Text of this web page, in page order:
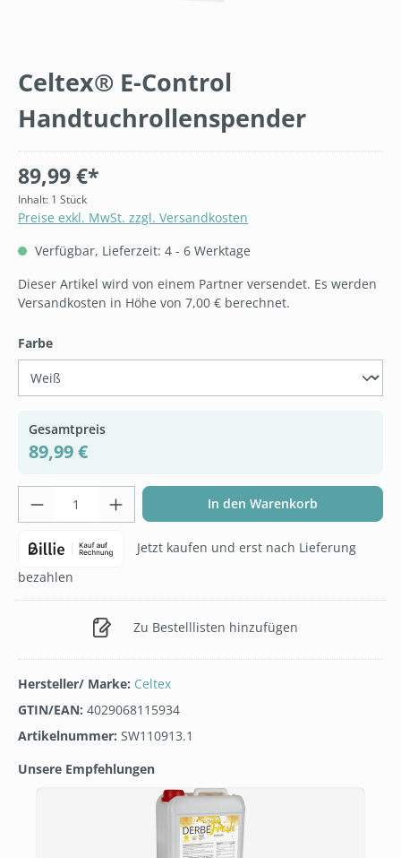
Celtex® E-Control
Handtuchrollenspender
89,99 €*
Inhalt: 1 Stück
Preise exkl. MwSt. zzgl. Versandkosten
Verfügbar, Lieferzeit: 4 - 6 Werktage
Dieser Artikel wird von einem Partner versendet. Es werden
Versandkosten in Höhe von 7,00 € berechnet.
Farbeauswählen
Gesamtpreis
89,99 €
Produkt Anzahl: Gib den gewünschten
In den Warenkorb
Jetzt kaufen und erst nach Lieferung
bezahlen
Zu Bestelllisten hinzufügen
Hersteller/ Marke: Celtex
GTIN/EAN: 4029068115934
Artikelnummer: SW110913.1
Unsere Empfehlungen
Produktgalerie überspringen